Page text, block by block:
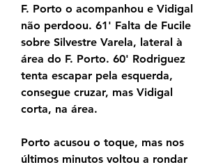
F. Porto o acompanhou e Vidigal
não perdoou. 61' Falta de Fucile
sobre Silvestre Varela, lateral à
área do F. Porto. 60' Rodriguez
tenta escapar pela esquerda,
consegue cruzar, mas Vidigal
corta, na área.
Porto acusou o toque, mas nos
últimos minutos voltou a rondar